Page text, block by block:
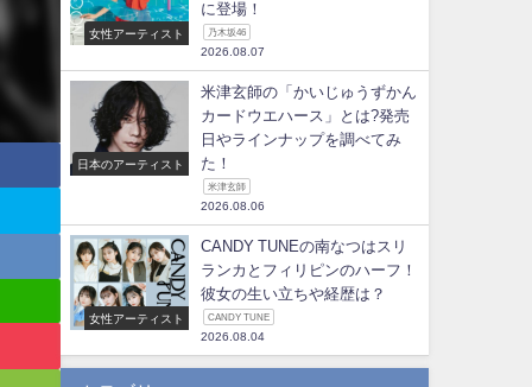
女性アーティスト
に登場！
乃木坂46
2026.08.07
日本のアーティスト
米津玄師の「かいじゅうずかん
カードウエハース」とは?発売
日やラインナップを調べてみ
た！
米津玄師
2026.08.06
女性アーティスト
CANDY TUNEの南なつはスリ
ランカとフィリピンのハーフ！
彼女の生い立ちや経歴は？
CANDY TUNE
2026.08.04